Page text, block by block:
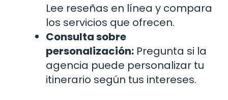
Lee reseñas en línea y compara
los servicios que ofrecen.
Consulta sobre
personalización: Pregunta si la
agencia puede personalizar tu
itinerario según tus intereses.